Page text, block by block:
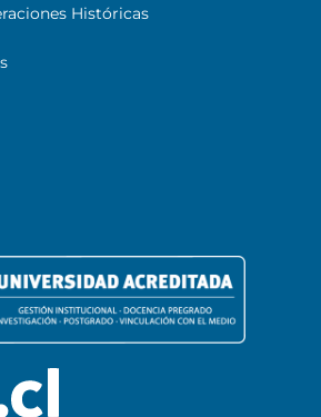
Históricas